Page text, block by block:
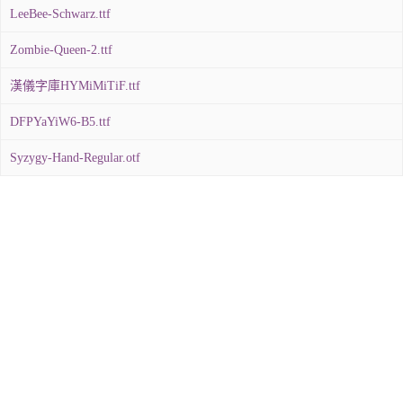
LeeBee-Schwarz.ttf
Zombie-Queen-2.ttf
漢儀字庫HYMiMiTiF.ttf
DFPYaYiW6-B5.ttf
Syzygy-Hand-Regular.otf